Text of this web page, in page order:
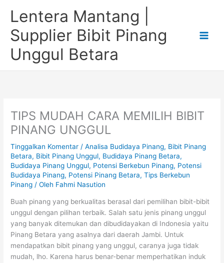
Lentera Mantang |
Supplier Bibit Pinang
Unggul Betara
TIPS MUDAH CARA MEMILIH BIBIT
PINANG UNGGUL
Tinggalkan Komentar /Analisa Budidaya Pinang, Bibit Pinang
Betara, Bibit Pinang Unggul, Budidaya Pinang Betara,
Budidaya Pinang Unggul, Potensi Berkebun Pinang, Potensi
Budidaya Pinang, Potensi Pinang Betara,Tips Berkebun
Pinang / Oleh Fahmi Nasution
Buah pinang yang berkualitas berasal dari pemilihan bibit-bibit
unggul dengan pilihan terbaik. Salah satu jenis pinang unggul
yang banyak ditemukan dan dibudidayakan di Indonesia yaitu
Pinang Betara yang asalnya dari daerah Jambi. Untuk
mendapatkan bibit pinang yang unggul, caranya juga tidak
mudah, lho. Karena harus benar-benar memperhatikan induk